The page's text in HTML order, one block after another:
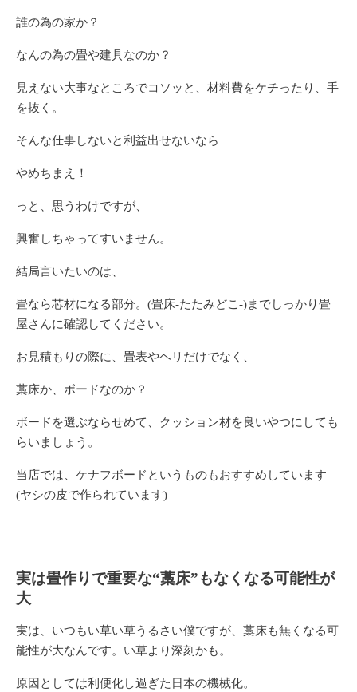
誰の為の家か？
なんの為の畳や建具なのか？
見えない大事なところでコソッと、材料費をケチったり、手
を抜く。
そんな仕事しないと利益出せないなら
やめちまえ！
っと、思うわけですが、
興奮しちゃってすいません。
結局言いたいのは、
畳なら芯材になる部分。(畳床-たたみどこ-)までしっかり畳
屋さんに確認してください。
お見積もりの際に、畳表やヘリだけでなく、
藁床か、ボードなのか？
ボードを選ぶならせめて、クッション材を良いやつにしても
らいましょう。
当店では、ケナフボードというものもおすすめしています
(ヤシの皮で作られています)
実は畳作りで重要な“藁床”もなくなる可能性が
大
実は、いつもい草い草うるさい僕ですが、 藁床も無くなる可
能性が大なんです。い草より深刻かも。
原因としては利便化し過ぎた日本の機械化。